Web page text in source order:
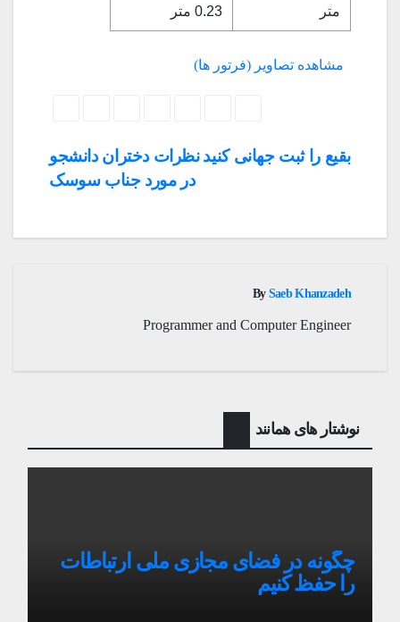
متر
0.23 متر
مشاهده تصاویر (فرتور ها)
راهبری
نظرات دختران دانشجو
در مورد جناب سوسک
بقیع را ثبت جهانی کنید
By Saeb Khanzadeh
Programmer and Computer Engineer
نوشتار های همانند
چگونه در فضای مجازی ملی ارتباطات
را حفظ کنیم